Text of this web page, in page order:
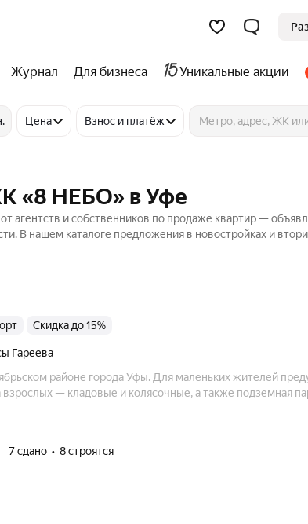
Журнал Для бизнеса Уникальные акции
Цена Взнос и платёж
«8 НЕБО» в Уфе
и собственников по продаже квартир —
В нашем каталоге предложения в новостройках и
Скидка до 15%
Гареева
районе города Уфы. Для маленьких жителей
— кладовые и колясочные, а также подземная
7 сдано 8 строятся